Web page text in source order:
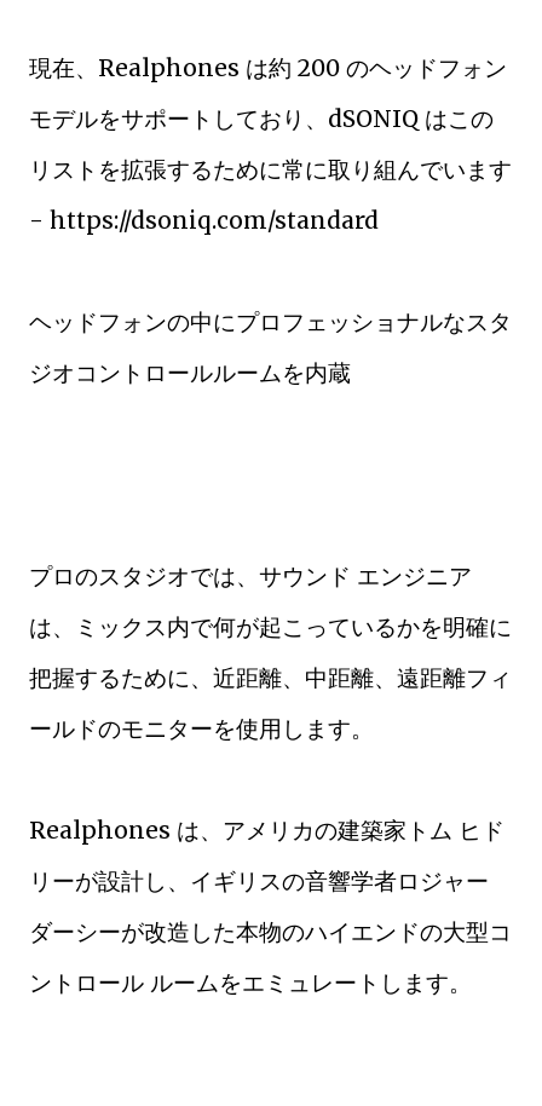
現在、Realphones は約 200 のヘッドフォン
モデルをサポートしており、dSONIQ はこの
リストを拡張するために常に取り組んでいます
- https://dsoniq.com/standard
ヘッドフォンの中にプロフェッショナルなスタ
ジオコントロールルームを内蔵
プロのスタジオでは、サウンド エンジニア
は、ミックス内で何が起こっているかを明確に
把握するために、近距離、中距離、遠距離フィ
ールドのモニターを使用します。
Realphones は、アメリカの建築家トム ヒド
リーが設計し、イギリスの音響学者ロジャー
ダーシーが改造した本物のハイエンドの大型コ
ントロール ルームをエミュレートします。